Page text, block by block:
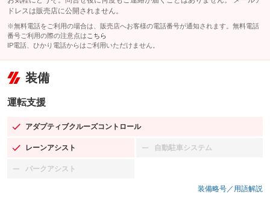
ドレスは販売店に公開されません。
※無料電話をご利用の場合は、販売店へお客様の電話番号が通知されます。無料電話
番号ご利用の際の注意点は こちら
IP電話、ひかり電話からはご利用いただけません。
装備
運転支援
アダプティブクルーズコントロール
：装備あり
レーンアシスト
：装備あり 自動駐車システム
：装備なし
パークアシスト
：装備なし
装備略号／用語解説